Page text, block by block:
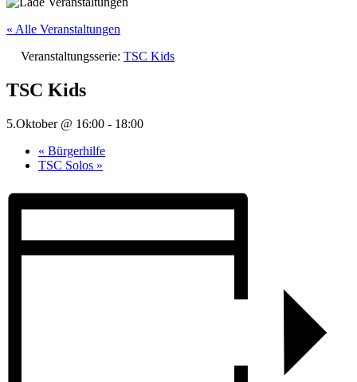
« Alle Veranstaltungen
Veranstaltungsserie: TSC Kids
TSC Kids
5.Oktober @ 16:00 - 18:00
« Bürgerhilfe
TSC Solos »